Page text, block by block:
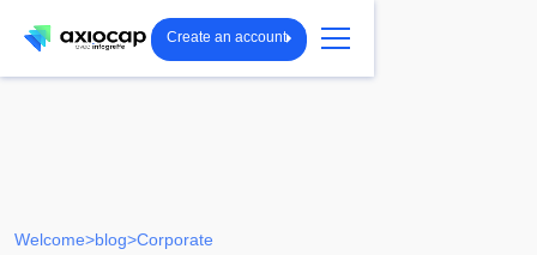
Create an account
Welcome>blog>Corporate